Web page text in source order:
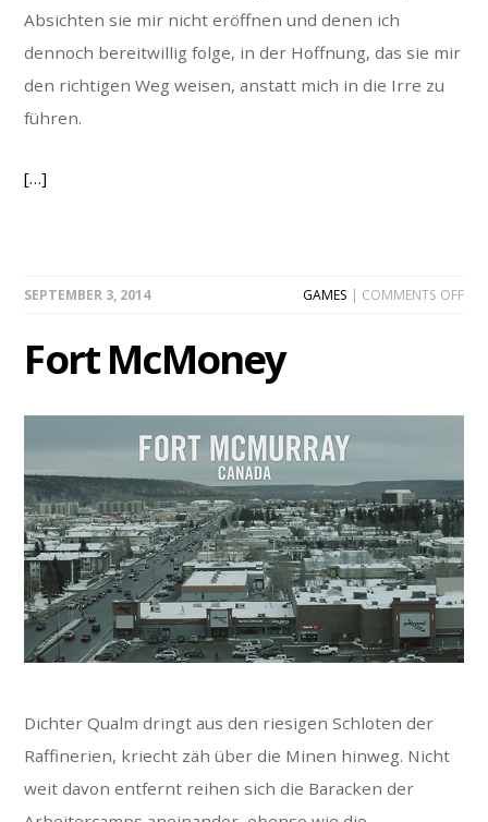
Absichten sie mir nicht eröffnen und denen ich
dennoch bereitwillig folge, in der Hoffnung, das sie mir
den richtigen Weg weisen, anstatt mich in die Irre zu
führen.
[…]
SEPTEMBER 3, 2014 GAMES | COMMENTS OFFON
Fort McMoney
Dichter Qualm dringt aus den riesigen Schloten der
Raffinerien, kriecht zäh über die Minen hinweg. Nicht
weit davon entfernt reihen sich die Baracken der